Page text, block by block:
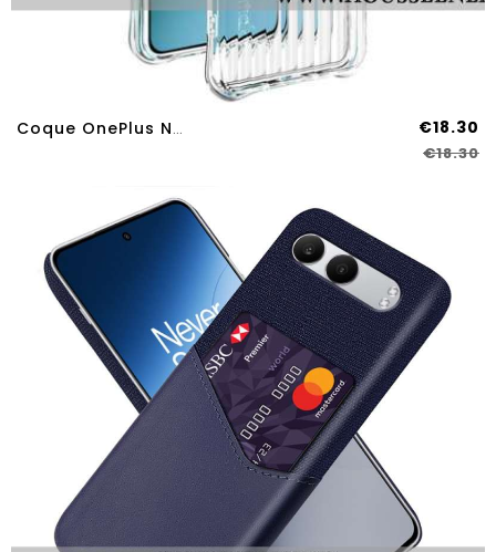
Coque OnePlus Nord 4 Texture Ondulée IMAK €18.30
€18.30